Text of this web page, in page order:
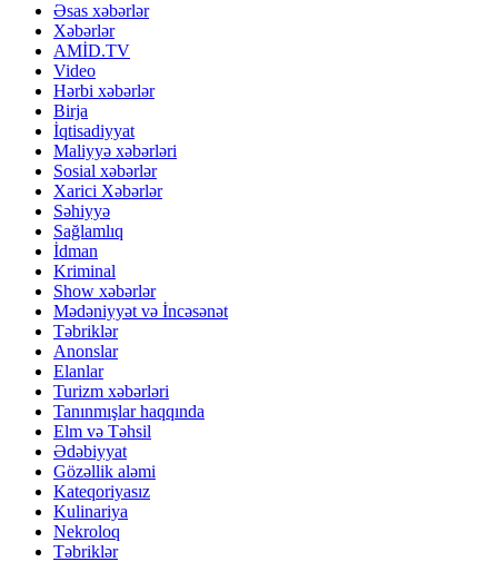
Əsas xəbərlər
Xəbərlər
AMİD.TV
Video
Hərbi xəbərlər
Birja
İqtisadiyyat
Maliyyə xəbərləri
Sosial xəbərlər
Xarici Xəbərlər
Səhiyyə
Sağlamlıq
İdman
Kriminal
Show xəbərlər
Mədəniyyət və İncəsənət
Təbriklər
Anonslar
Elanlar
Turizm xəbərləri
Tanınmışlar haqqında
Elm və Təhsil
Ədəbiyyat
Gözəllik aləmi
Kateqoriyasız
Kulinariya
Nekroloq
Təbriklər